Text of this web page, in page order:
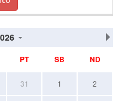
PT SB ND
31 1 2